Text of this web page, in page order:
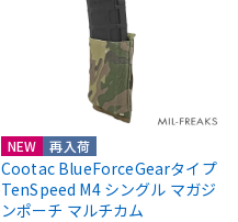
NEW 再入荷
Cootac BlueForceGearタイプ
TenSpeed M4 シングル マガジ
ンポーチ マルチカム